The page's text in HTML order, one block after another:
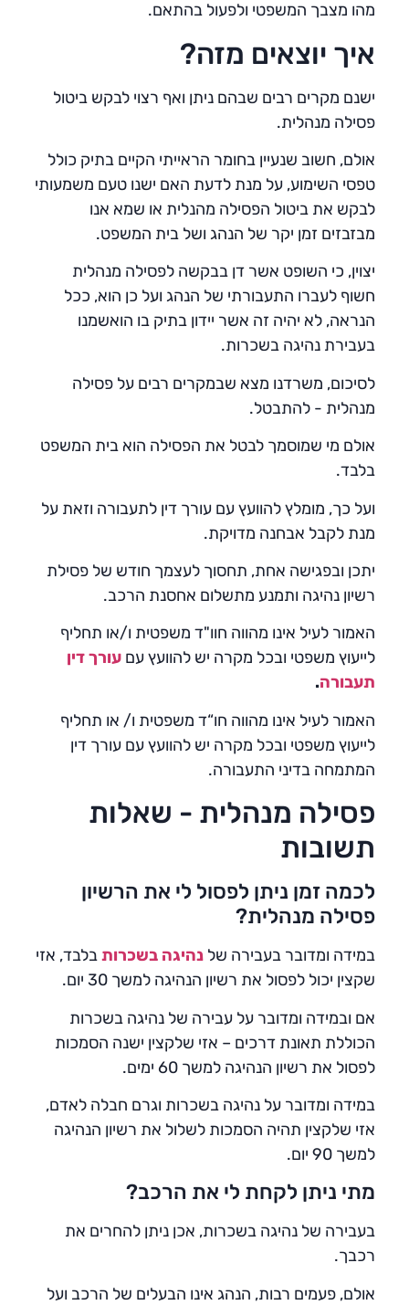
מהו מצבך המשפטי ולפעול בהתאם.
איך יוצאים מזה?
ישנם מקרים רבים שבהם ניתן ואף רצוי לבקש ביטול
פסילה מנהלית.
אולם, חשוב שנעיין בחומר הראייתי הקיים בתיק כולל
טפסי השימוע, על מנת לדעת האם ישנו טעם משמעותי
לבקש את ביטול הפסילה מהנלית או שמא אנו
מבזבזים זמן יקר של הנהג ושל בית המשפט.
יצוין, כי השופט אשר דן בבקשה לפסילה מנהלית
חשוף לעברו התעבורתי של הנהג ועל כן הוא, ככל
הנראה, לא יהיה זה אשר יידון בתיק בו הואשמנו
בעבירת נהיגה בשכרות.
לסיכום, משרדנו מצא שבמקרים רבים על פסילה
מנהלית - להתבטל.
אולם מי שמוסמך לבטל את הפסילה הוא בית המשפט
בלבד.
ועל כך, מומלץ להוועץ עם עורך דין לתעבורה וזאת על
מנת לקבל אבחנה מדויקת.
יתכן ובפגישה אחת, תחסוך לעצמך חודש של פסילת
רשיון נהיגה ותמנע מתשלום אחסנת הרכב.
האמור לעיל אינו מהווה חוו"ד משפטית ו/או תחליף
לייעוץ משפטי ובכל מקרה יש להוועץ עםעורך דין
תעבורה.
האמור לעיל אינו מהווה חו“ד משפטית ו/ או תחליף
לייעוץ משפטי ובכל מקרה יש להוועץ עם עורך דין
המתמחה בדיני התעבורה.
פסילה מנהלית - שאלות
תשובות
לכמה זמן ניתן לפסול לי את הרשיון
פסילה מנהלית?
במידה ומדובר בעבירה שלנהיגה בשכרותבלבד, אזי
שקצין יכול לפסול את רשיון הנהיגה למשך 30 יום.
אם ובמידה ומדובר על עבירה של נהיגה בשכרות
הכוללת תאונת דרכים – אזי שלקצין ישנה הסמכות
לפסול את רשיון הנהיגה למשך 60 ימים.
במידה ומדובר על נהיגה בשכרות וגרם חבלה לאדם,
אזי שלקצין תהיה הסמכות לשלול את רשיון הנהיגה
למשך 90 יום.
מתי ניתן לקחת לי את הרכב?
בעבירה של נהיגה בשכרות, אכן ניתן להחרים את
רכבך.
אולם, פעמים רבות, הנהג אינו הבעלים של הרכב ועל